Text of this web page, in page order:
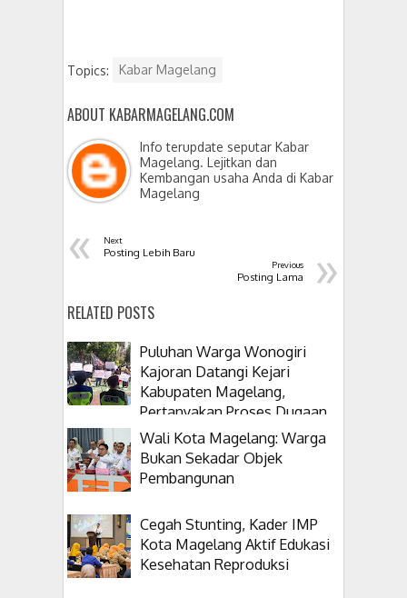
Topics: Kabar Magelang
ABOUT KABARMAGELANG.COM
Info terupdate seputar Kabar
Magelang. Lejitkan dan
Kembangan usaha Anda di Kabar
Magelang
« Next
Posting Lebih Baru »
Previous
Posting Lama
RELATED POSTS
Puluhan Warga Wonogiri
Kajoran Datangi Kejari
Kabupaten Magelang,
Pertanyakan Proses Dugaan
Korupsi Kepala Desanya
Wali Kota Magelang: Warga
Bukan Sekadar Objek
Pembangunan
Cegah Stunting, Kader IMP
Kota Magelang Aktif Edukasi
Kesehatan Reproduksi